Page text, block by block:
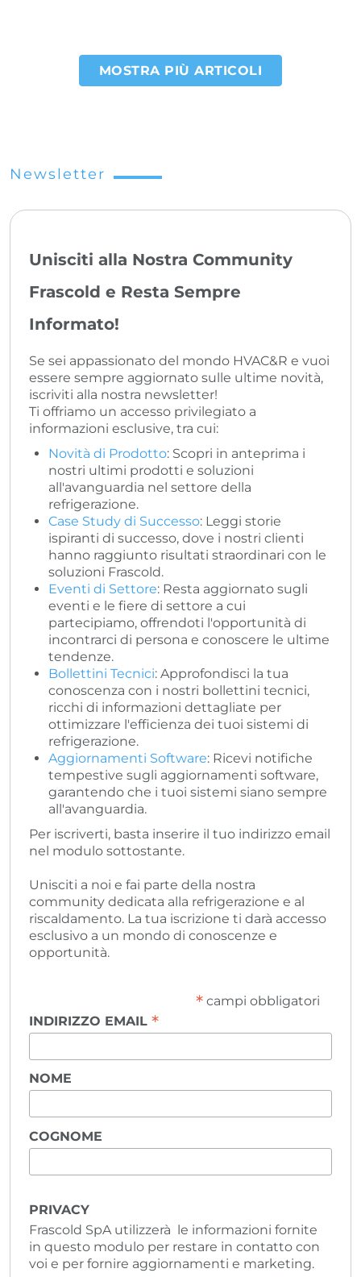
PaginazioneMOSTRA PIÙ ARTICOLI
Newsletter
Unisciti alla Nostra Community
Frascold e Resta Sempre
Informato!
Se sei appassionato del mondo HVAC&R e vuoi
essere sempre aggiornato sulle ultime novità,
iscriviti alla nostra newsletter!
Ti offriamo un accesso privilegiato a
informazioni esclusive, tra cui:
Novità di Prodotto: Scopri in anteprima i
nostri ultimi prodotti e soluzioni
all'avanguardia nel settore della
refrigerazione.
Case Study di Successo: Leggi storie
ispiranti di successo, dove i nostri clienti
hanno raggiunto risultati straordinari con le
soluzioni Frascold.
Eventi di Settore: Resta aggiornato sugli
eventi e le fiere di settore a cui
partecipiamo, offrendoti l'opportunità di
incontrarci di persona e conoscere le ultime
tendenze.
Bollettini Tecnici: Approfondisci la tua
conoscenza con i nostri bollettini tecnici,
ricchi di informazioni dettagliate per
ottimizzare l'efficienza dei tuoi sistemi di
refrigerazione.
Aggiornamenti Software: Ricevi notifiche
tempestive sugli aggiornamenti software,
garantendo che i tuoi sistemi siano sempre
all'avanguardia.
Per iscriverti, basta inserire il tuo indirizzo email
nel modulo sottostante.
Unisciti a noi e fai parte della nostra
community dedicata alla refrigerazione e al
riscaldamento. La tua iscrizione ti darà accesso
esclusivo a un mondo di conoscenze e
opportunità.
*campi obbligatori
INDIRIZZO EMAIL *
NOME
COGNOME
PRIVACY
Frascold SpA utilizzerà le informazioni fornite
in questo modulo per restare in contatto con
voi e per fornire aggiornamenti e marketing.